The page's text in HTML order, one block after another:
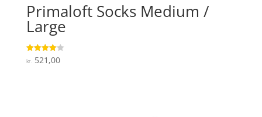
Primaloft Socks Medium /
Large
Vurderet
4.1
kr.521,00